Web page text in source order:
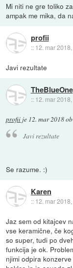
Mi niti ne gre toliko
ampak me mika, da
profii
:: 12. mar
Javi rezultate
TheBlueOne
:: 12. mar
profii je 12. mar 2018
Javi rezultate
Se razume. :)
Karen
:: 12. mar
Jaz sem od kitajcev
vse keramične, če
so super, tudi po
funkcija je ok.
njimi odpira